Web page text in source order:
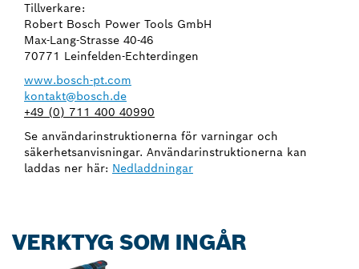
Tillverkare:
Robert Bosch Power Tools GmbH
Max-Lang-Strasse 40-46
70771 Leinfelden-Echterdingen
www.bosch-pt.com
kontakt@bosch.de
+49 (0) 711 400 40990
Se användarinstruktionerna för varningar och
säkerhetsanvisningar. Användarinstruktionerna kan
laddas ner här: Nedladdningar
VERKTYG SOM INGÅR